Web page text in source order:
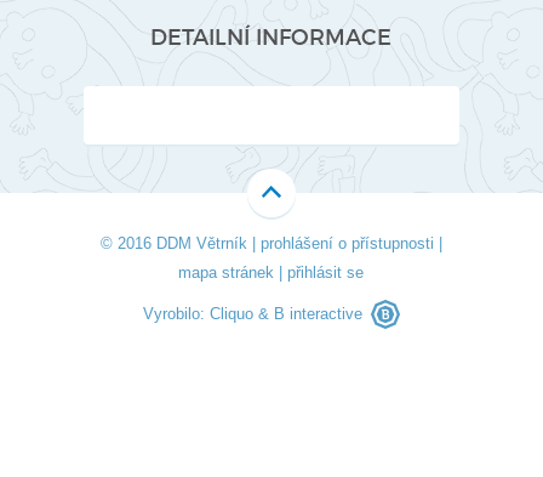
DETAILNÍ INFORMACE
© 2016 DDM Větrník | prohlášení o přístupnosti
mapa stránek |přihlásit se
Vyrobilo:Cliquo & B interactive